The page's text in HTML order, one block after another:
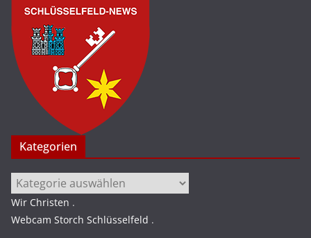
Kategorien
Kategorien
Wir Christen .
Webcam Storch Schlüsselfeld .